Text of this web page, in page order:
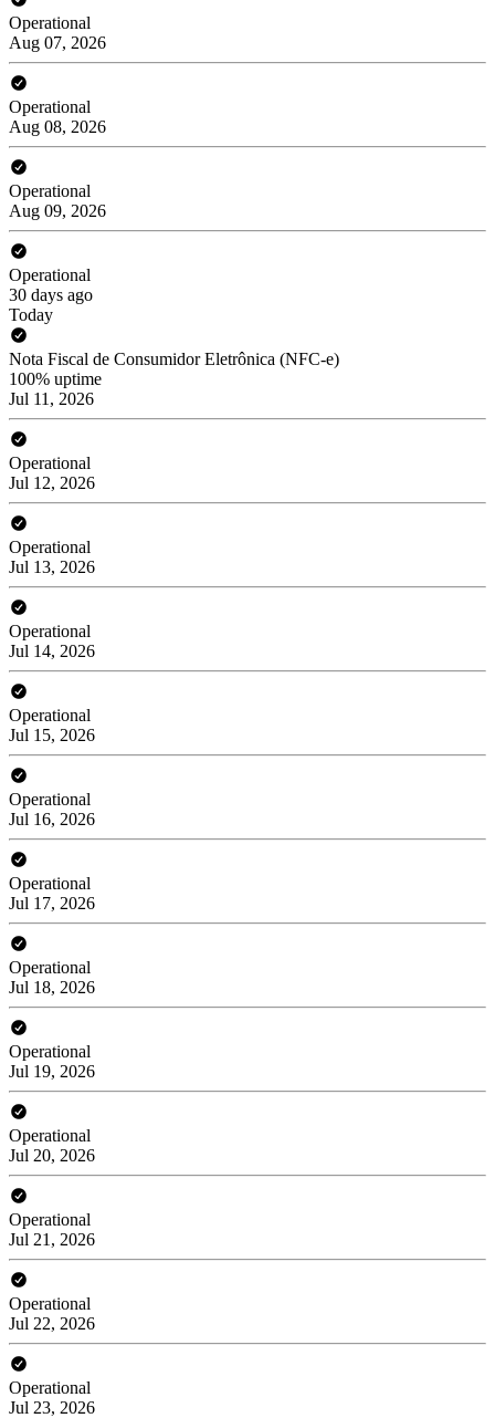
Operational
Aug 07, 2026
Operational
Aug 08, 2026
Operational
Aug 09, 2026
Operational
30 days ago
Today
Nota Fiscal de Consumidor Eletrônica (NFC-e)
100% uptime
Jul 11, 2026
Operational
Jul 12, 2026
Operational
Jul 13, 2026
Operational
Jul 14, 2026
Operational
Jul 15, 2026
Operational
Jul 16, 2026
Operational
Jul 17, 2026
Operational
Jul 18, 2026
Operational
Jul 19, 2026
Operational
Jul 20, 2026
Operational
Jul 21, 2026
Operational
Jul 22, 2026
Operational
Jul 23, 2026